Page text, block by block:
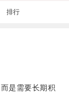
排行
是需要长期积